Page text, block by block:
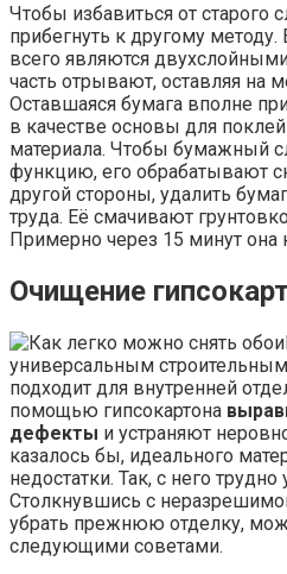
Чтобы избавиться от старого
прибегнуть к другому
всего являются
часть отрывают, оставляя на
Оставшаяся бумага вполне
в качестве основы для
материала. Чтобы бумажный
функцию, его обрабатывают
другой стороны, удалить
труда. Её смачивают
Примерно через 15 минут она
Очищение
универсальным
подходит для внутренней
помощью гипсокартона
дефекты и устраняют
казалось бы, идеального
недостатки. Так, с него
Столкнувшись с
убрать прежнюю отделку,
следующими советами.